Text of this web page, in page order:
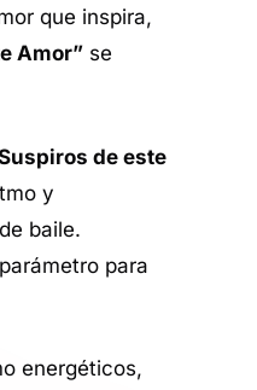
que inspira,
Amor” se
de este
y
baile.
para
energéticos,